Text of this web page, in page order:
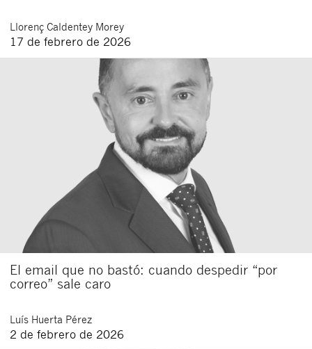
Llorenç Caldentey Morey
17 de febrero de 2026
El email que no bastó: cuando despedir “por
correo” sale caro
Luís Huerta Pérez
2 de febrero de 2026